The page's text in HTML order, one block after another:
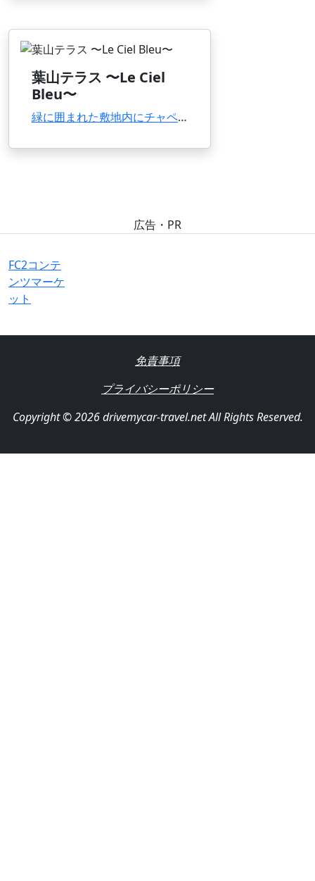
葉山テラス 〜Le Ciel
Bleu〜
緑に囲まれた敷地内にチャペルと白亜の館が立ち、ウエディングにも人気。店内からは相模湾を望み...
広告・PR
FC2コンテ
ンツマーケ
ット
免責事項
プライバシーポリシー
Copyright © 2026 drivemycar-travel.net All Rights Reserved.